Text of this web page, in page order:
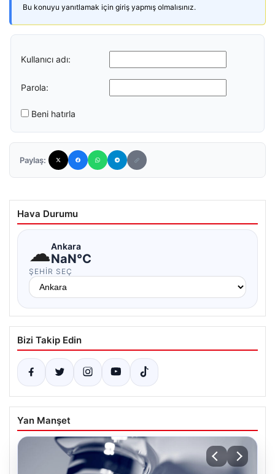
Bu konuyu yanıtlamak için giriş yapmış olmalısınız.
Kullanıcı adı:
Parola:
Beni hatırla
Paylaş:
Hava Durumu
☁Ankara
NaN°C
ŞEHIR SEÇ
Bizi Takip Edin
Yan Manşet